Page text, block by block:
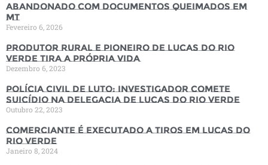
abandonado com documentos queimados em
MT
Fevereiro 6, 2026
Produtor rural e pioneiro de Lucas do Rio
Verde tira a própria vida
Dezembro 6, 2023
Polícia Civil de luto: Investigador comete
suicídio na Delegacia de Lucas do Rio Verde
Outubro 22, 2023
Comerciante é executado a tiros em Lucas do
Rio Verde
Janeiro 8, 2024